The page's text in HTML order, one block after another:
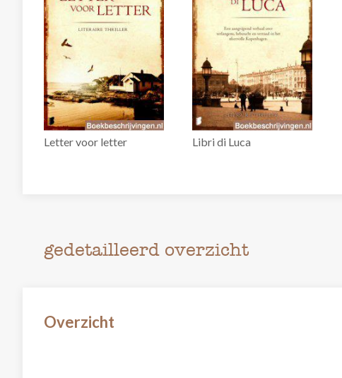
Letter voor letter Libri di Luca
gedetailleerd overzicht
Overzicht